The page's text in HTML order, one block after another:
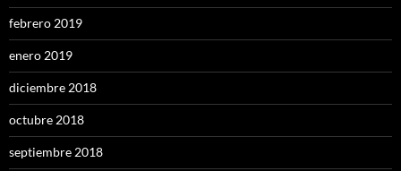
febrero 2019
enero 2019
diciembre 2018
octubre 2018
septiembre 2018